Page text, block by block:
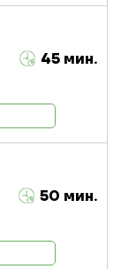
45 мин.
50 мин.